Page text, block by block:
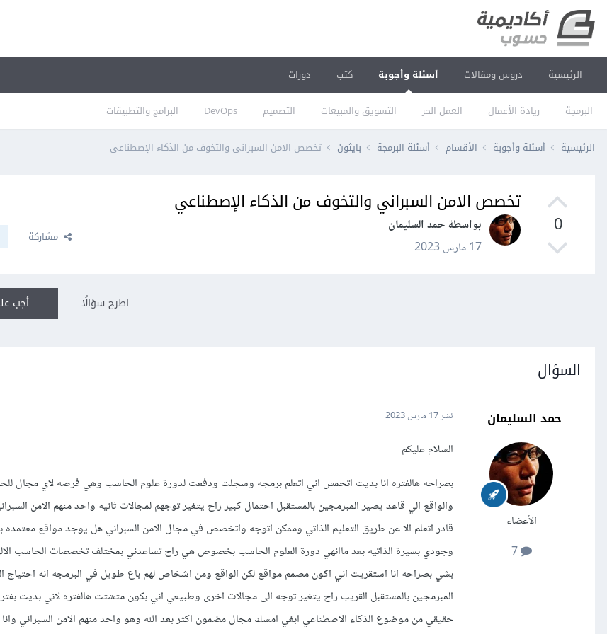
الرئيسية دروس ومقالات أسئلة وأجوبة
البرمجة ريادة الأعمال العمل الحر التسويق والمبيعات التصميم DevOps البرامج والتطبيقات
كتب دورات
الرئيسية أسئلة وأجوبة الأقسام أسئلة البرمجة بايثون تخصص الامن السبراني والتخوف من الذكاء الإصطناعي
0
تخصص الامن السبراني والتخوف من الذكاء الإصطناعي
بواسطة حمد السليمان
17 مارس 2023
مشاركة
أجب اطرح سؤالًا
السؤال
حمد السليمان
الأعضاء
7
نشر17 مارس 2023
السلام عليكم
بصراحه هالفتره انا بديت اتحمس اني اتعلم برمجه وسجلت ودفعت لدورة علوم الحاسب وهي فرصه لاي مجال
والواقع الي قاعد يصير المبرمجين بالمستقبل احتمال كبير راح يتغير توجهم لمجالات ثانيه واحد منهم الامن
قادر اتعلم الا عن طريق التعليم الذاتي وممكن اتوجه واتخصص في مجال الامن السبراني هل يوجد مواقع
وجودي بسيرة الذاتيه بعد ماانهي دورة العلوم الحاسب بخصوص هي راح تساعدني بمختلف تخصصات الحاسب
بشي بصراحه انا استقريت اني اكون مصمم مواقع لكن الواقع ومن اشخاص لهم باع طويل في البرمجه انه احتياج
المبرمجين بالمستقبل القريب راح يتغير توجه الى مجالات اخرى وطبيعي اني بكون متشتت هالفتره لاني بديت
حقيقي من موضوع الذكاء الاصطناعي ابغي امسك مجال مضمون اكثر بعد الله وهو واحد منهم الامن السبراني